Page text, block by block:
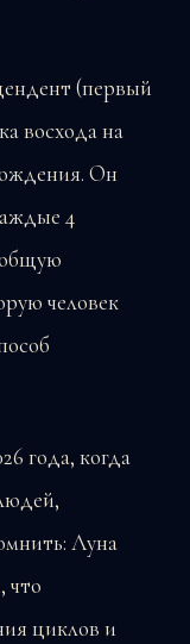
(первый
восхода на
Он
4
человек
года, когда
Луна
что
циклов и